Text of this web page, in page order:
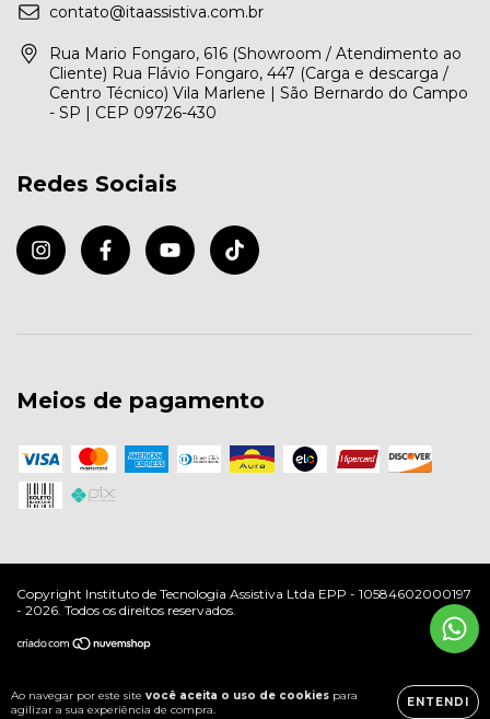
Ao navegar por este site você aceita o uso de cookies para
agilizar a sua experiência de compra.
ENTENDI
contato@itaassistiva.com.br
Rua Mario Fongaro, 616 (Showroom / Atendimento ao
Cliente) Rua Flávio Fongaro, 447 (Carga e descarga /
Centro Técnico) Vila Marlene | São Bernardo do Campo
- SP | CEP 09726-430
Redes Sociais
Meios de pagamento
Copyright Instituto de Tecnologia Assistiva Ltda EPP - 10584602000197
- 2026. Todos os direitos reservados.